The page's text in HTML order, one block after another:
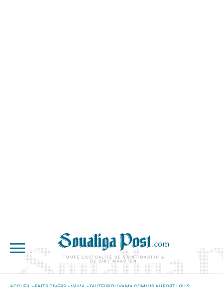
TOUTE L'ACTUALITÉ DE SAINT-MARTIN &
DE SINT MAARTEN